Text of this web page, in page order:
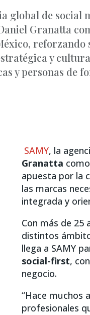
global de social
Granatta
reforzando
y
y personas de
SAMY, la
Granatta como
apuesta por la
las marcas
integrada y
Con más de 25
distintos
llega a SAMY
social-first,
negocio.
“Hace muchos
profesionales